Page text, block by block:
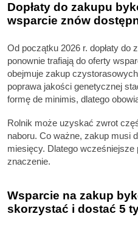
Dopłaty do zakupu
wsparcie znów
Od początku 2026 r. dopłaty do
ponownie trafiają do oferty
obejmuje zakup
poprawa jakości genetycznej
formę de minimis, dlatego
Rolnik może uzyskać zwrot
naboru. Co ważne, zakup musi
miesięcy. Dlatego wcześniejsze
znaczenie.
Wsparcie na zakup
skorzystać i dostać 5